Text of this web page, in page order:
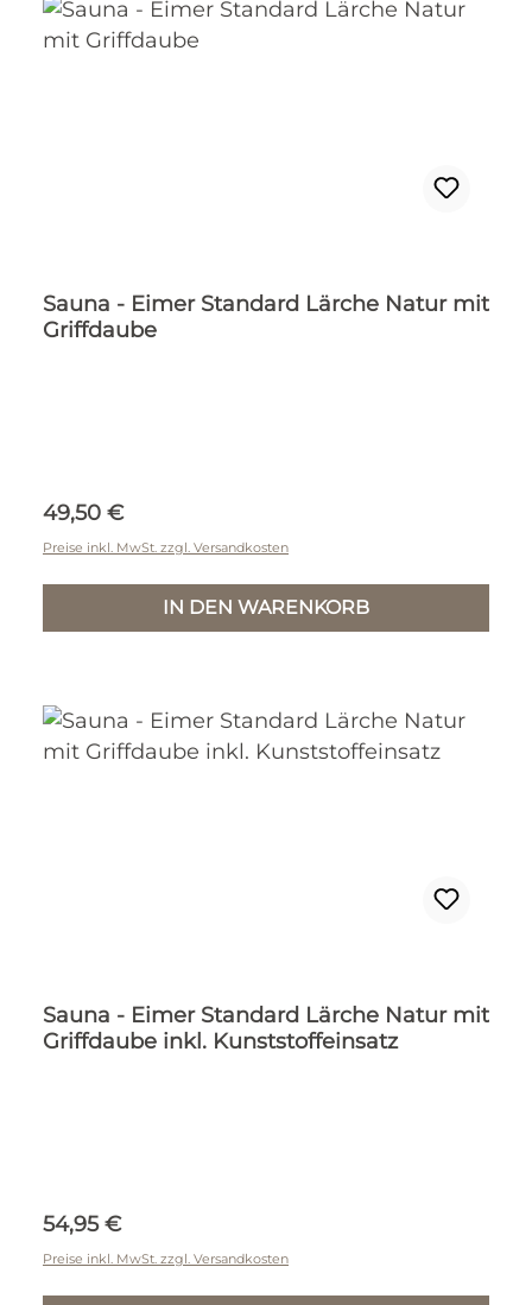
Sauna - Eimer Standard Lärche Natur mit
Griffdaube
Regulärer Preis:
49,50 €
Preise inkl. MwSt. zzgl. Versandkosten
IN DEN WARENKORB
Sauna - Eimer Standard Lärche Natur mit
Griffdaube inkl. Kunststoffeinsatz
Regulärer Preis:
54,95 €
Preise inkl. MwSt. zzgl. Versandkosten